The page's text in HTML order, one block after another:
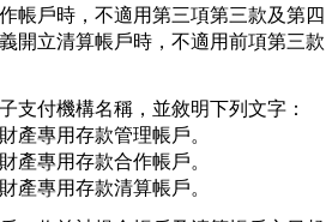
帳戶時，不適用第三項第三款及第四
開立清算帳戶時，不適用前項第三款
支付機構名稱，並敘明下列文字：
產專用存款管理帳戶。
產專用存款合作帳戶。
產專用存款清算帳戶。